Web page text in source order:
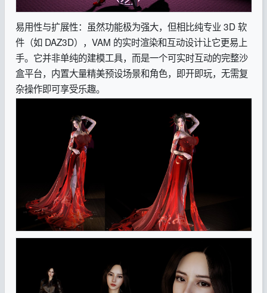
易用性与扩展性：虽然功能极为强大，但相比纯专业 3D 软
件（如 DAZ3D），VAM 的实时渲染和互动设计让它更易上
手。它并非单纯的建模工具，而是一个可实时互动的完整沙
盒平台，内置大量精美预设场景和角色，即开即玩，无需复
杂操作即可享受乐趣。